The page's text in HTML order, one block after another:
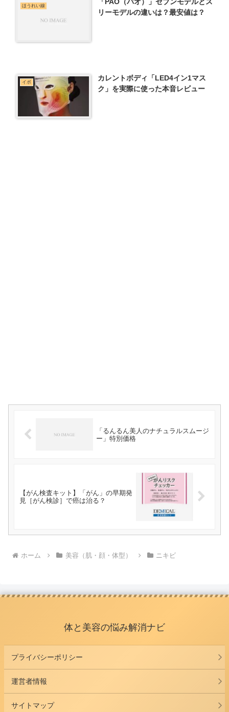
ほうれい線
リーモデルの違いは？最安値は？
イボ
カレントボディ「LED4イン1マス
ク」を実際に使った本音レビュー
「るんるん美人のナチュラルスムージ
ー」特別価格
【がん検査キット】「がん」の早期発
見［がん検診］で癌は治る？
ホーム 美容（肌・顔・体型） ニキビ
体と美容の悩み解消ナビ
プライバシーポリシー
運営者情報
サイトマップ